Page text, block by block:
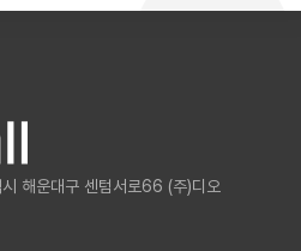
시 해운대구 센텀서로66 (주)디오